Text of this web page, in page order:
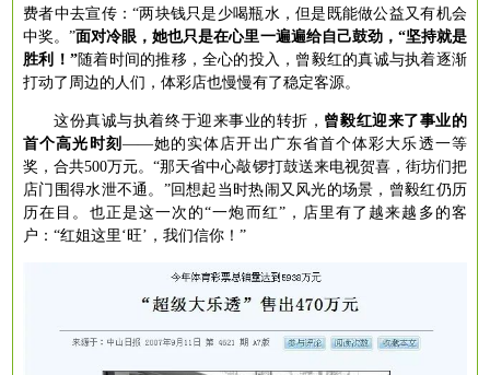
费者中去宣传：“两块钱只是少喝瓶水，但是既能做公益又有机会
中奖。”面对冷眼，她也只是在心里一遍遍给自己鼓劲， “坚持就是
胜利！”随着时间的推移，全心的投入，曾毅红的真诚与执着逐渐
打动了周边的人们，体彩店也慢慢有了稳定客源。
这份真诚与执着终于迎来事业的转折， 曾毅红迎来了事业的
首个高光时刻 ——她的实体店开出广东省首个体彩大乐透一等
奖，合共500万元。“那天省中心敲锣打鼓送来电视贺喜，街坊们把
店门围得水泄不通。”回想起当时热闹又风光的场景，曾毅红仍历
历在目。也正是这一次的“一炮而红”，店里有了越来越多的客
户：“红姐这里‘旺’，我们信你！”